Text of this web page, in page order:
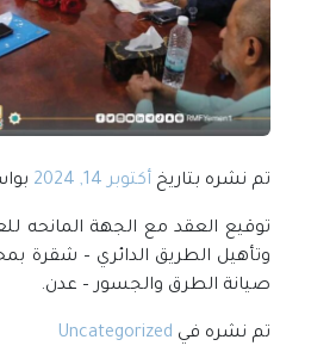
تم نشره بتاريخ أكتوبر 14, 2024
توقيع العقد مع الجهة المانحه
وتأهيل الطريق الدائري – شقرة
صيانة الطرق والجسور – عدن.
تم نشره في Uncategorized